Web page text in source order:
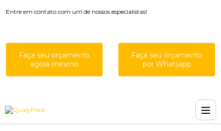
Entre em contato com um de nossos especialistas!
Faça seu orçamento
agora mesmo
Faça seu orçamento
por Whatsapp